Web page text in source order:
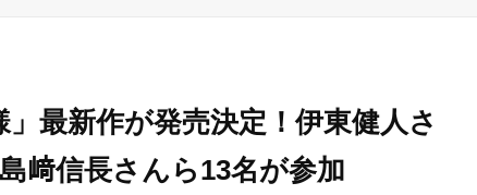
」最新作が発売決定！伊東健人さ
﨑信長さんら13名が参加